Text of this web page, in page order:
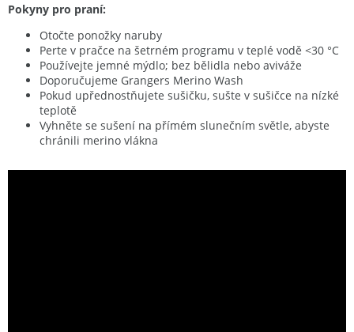
Pokyny pro praní:
Otočte ponožky naruby
Perte v pračce na šetrném programu v teplé vodě <30 °C
Používejte jemné mýdlo; bez bělidla nebo aviváže
Doporučujeme Grangers Merino Wash
Pokud upřednostňujete sušičku, sušte v sušičce na nízké
teplotě
Vyhněte se sušení na přímém slunečním světle, abyste
chránili merino vlákna